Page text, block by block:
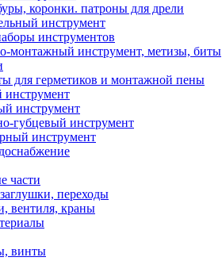
коронки. патроны для дрели
инструмент
инструментов
монтажный инструмент, метизы, биты
для герметиков и монтажной пены
инструмент
губцевый инструмент
инструмент
части
переходы
вентиля, краны
винты